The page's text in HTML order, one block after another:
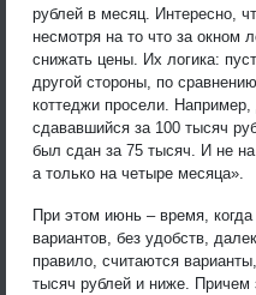
рублей в месяц. Интересно,
несмотря на то что за окном
снижать цены. Их логика:
другой стороны, по
коттеджи просели.
сдававшийся за 100 тысяч
был сдан за 75 тысяч. И не
а только на четыре месяца».
При этом июнь – время,
вариантов, без удобств,
правило, считаются
тысяч рублей и ниже. Причем